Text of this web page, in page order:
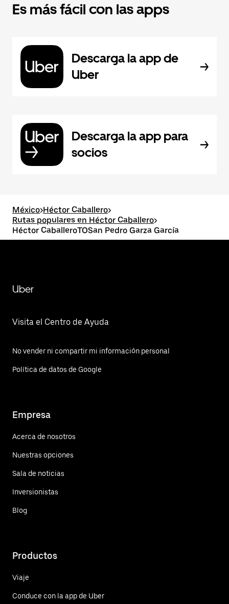
Es más fácil con las apps
Descarga la app de
Uber
Descarga la app para
socios
México>Héctor Caballero>
Rutas populares en Héctor Caballero>
Héctor CaballeroTOSan Pedro Garza García
Uber
Visita el Centro de Ayuda
No vender ni compartir mi información personal
Política de datos de Google
Empresa
Acerca de nosotros
Nuestras opciones
Sala de noticias
Inversionistas
Blog
Productos
Viaje
Conduce con la app de Uber